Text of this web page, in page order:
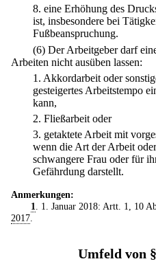
8. eine Erhöhung des
ist, insbesondere bei
Fußbeanspruchung.
(6) Der Arbeitgeber darf
Arbeiten nicht ausüben lassen:
1. Akkordarbeit oder
gesteigertes Arbeitstempo
kann,
2. Fließarbeit oder
3. getaktete Arbeit mit
wenn die Art der Arbeit
schwangere Frau oder für
Gefährdung darstellt.
Anmerkungen:
1. 1. Januar 2018: Artt. 1, 10
2017.
Umfeld von